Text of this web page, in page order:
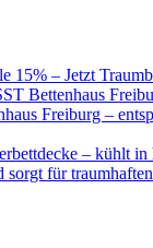
15% – Jetzt
Bettenhaus
Freiburg –
– kühlt in
sorgt für